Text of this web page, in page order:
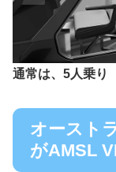
通常は、5人乗り
オースト
がAMSL